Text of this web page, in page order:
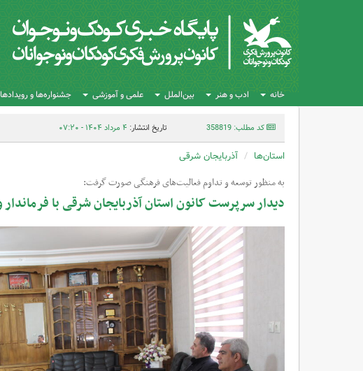
خانه ادب و هنر بین‌الملل علمی و آموزشی جشنواره‌ها و رویدادها
کد مطلب: 358819 تاریخ انتشار: ۴ مرداد ۱۴۰۴ - ۰۷:۲۰
استان‌ها آذربایجان شرقی
به منظور توسعه و تداوم فعالیت‌های فرهنگی صورت گرفت:
دیدار سرپرست کانون استان آذربایجان شرقی با